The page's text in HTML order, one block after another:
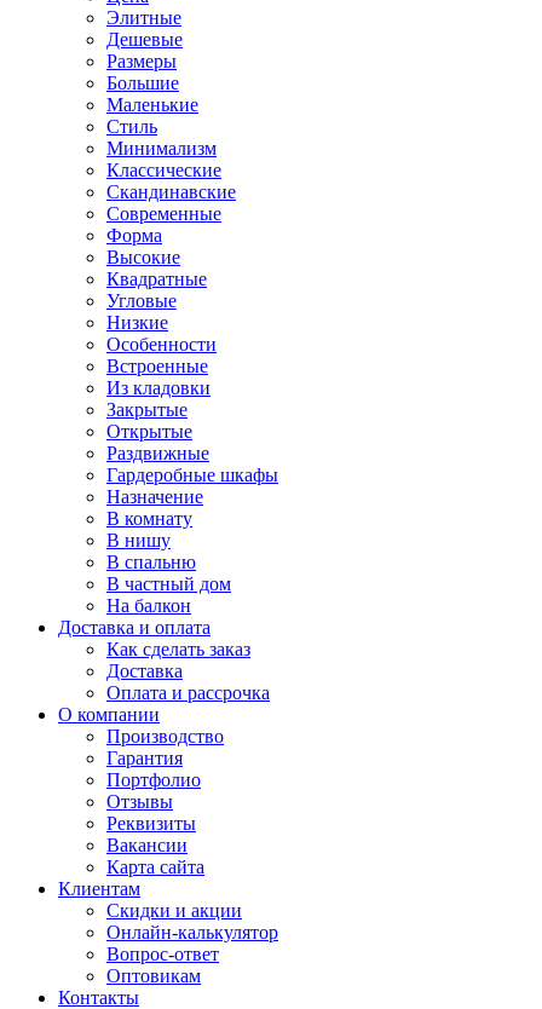
Элитные
Дешевые
Размеры
Большие
Маленькие
Стиль
Минимализм
Классические
Скандинавские
Современные
Форма
Высокие
Квадратные
Угловые
Низкие
Особенности
Встроенные
Из кладовки
Закрытые
Открытые
Раздвижные
Гардеробные шкафы
Назначение
В комнату
В нишу
В спальню
В частный дом
На балкон
Доставка и оплата
Как сделать заказ
Доставка
Оплата и рассрочка
О компании
Производство
Гарантия
Портфолио
Отзывы
Реквизиты
Вакансии
Карта сайта
Клиентам
Скидки и акции
Онлайн-калькулятор
Вопрос-ответ
Оптовикам
Контакты